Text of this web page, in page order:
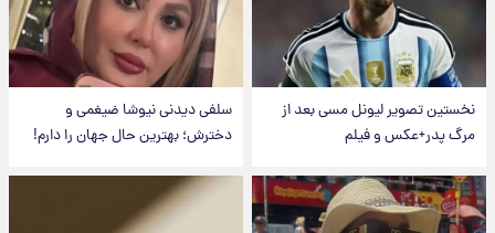
نخستین تصویر لیونل مسی بعد از
مرگ پدر+عکس و فیلم
سلفی دیدنی نیوشا ضیغمی و
دخترش؛ بهترین حال جهان را دارم!